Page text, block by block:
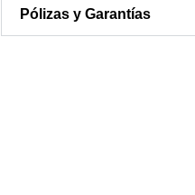
Pólizas y Garantías